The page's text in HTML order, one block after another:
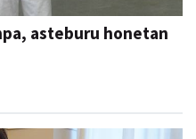
asteburu honetan